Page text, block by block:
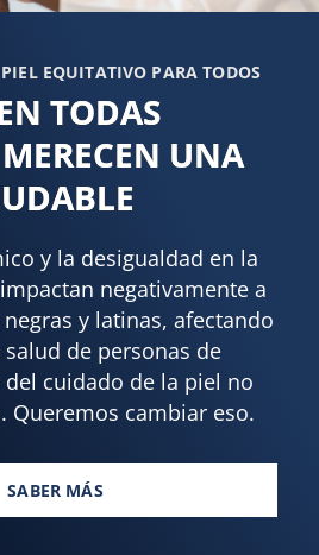
EQUITATIVO PARA TODOS
TODAS
UNA
y la desigualdad en la
negativamente a
y latinas, afectando
de personas de
cuidado de la piel no
Queremos cambiar eso.
SABER MÁS
TODOS, EN TODAS PARTES,